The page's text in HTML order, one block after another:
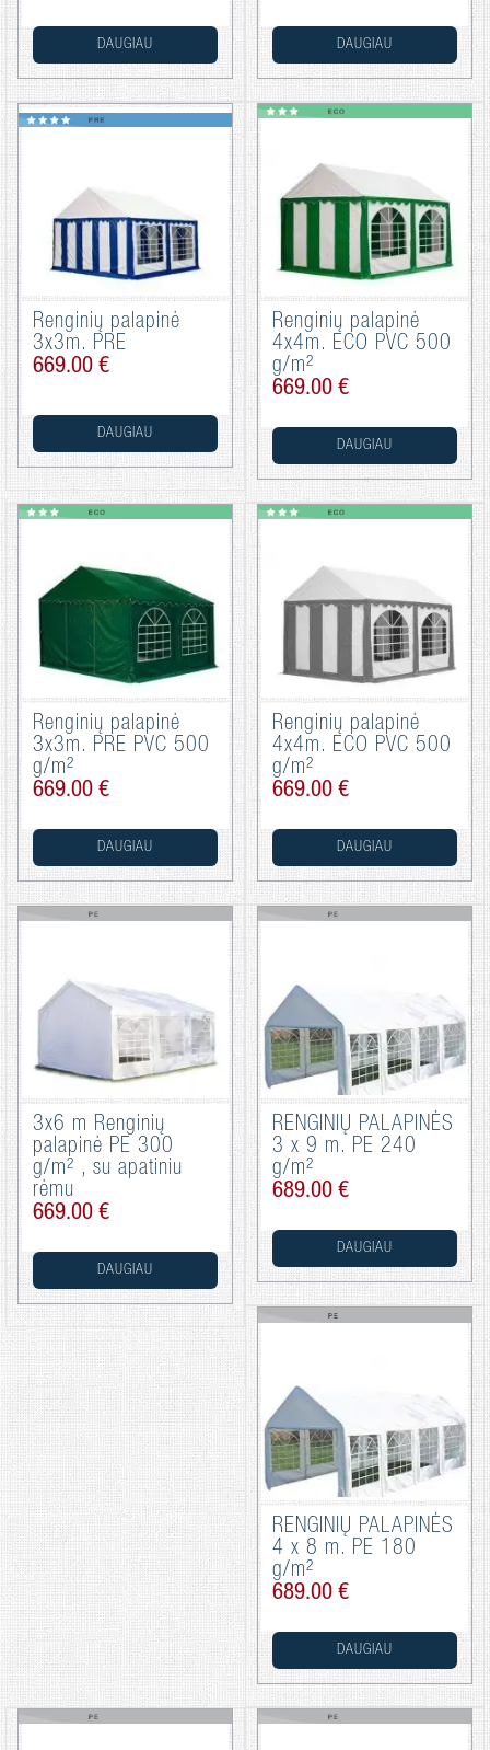
DAUGIAU DAUGIAU
Renginių palapinė
3x3m. PRE
669.00 €
DAUGIAU
Renginių palapinė
4x4m. ECO PVC 500
g/m²
669.00 €
DAUGIAU
Renginių palapinė
3x3m. PRE PVC 500
g/m²
669.00 €
DAUGIAU
Renginių palapinė
4x4m. ECO PVC 500
g/m²
669.00 €
DAUGIAU
3x6 m Renginių
palapinė PE 300
g/m² , su apatiniu
rėmu
669.00 €
DAUGIAU
RENGINIŲ PALAPINĖS
3 x 9 m. PE 240
g/m²
689.00 €
DAUGIAU
RENGINIŲ PALAPINĖS
4 x 8 m. PE 180
g/m²
689.00 €
DAUGIAU